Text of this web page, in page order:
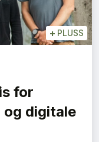
+ PLUSS
for
og digitale